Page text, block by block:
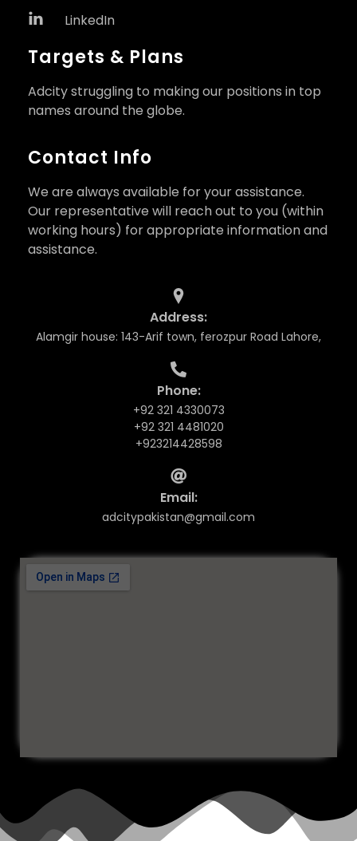
LinkedIn
Targets & Plans
Adcity struggling to making our positions in top
names around the globe.
Contact Info
We are always available for your assistance.
Our representative will reach out to you (within
working hours) for appropriate information and
assistance.
Address:
Alamgir house: 143-Arif town, ferozpur Road Lahore,
Phone:
+92 321 4330073
+92 321 4481020
+923214428598
Email:
adcitypakistan@gmail.com